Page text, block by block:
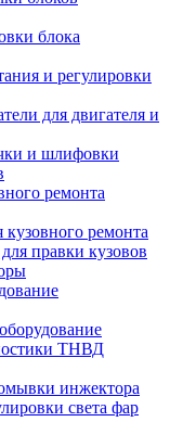
блока
и регулировки
для двигателя и
и шлифовки
ремонта
ремонта
правки кузовов
ТНВД
инжектора
света фар